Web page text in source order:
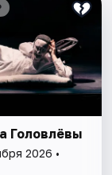
Головлёвы
2026 •